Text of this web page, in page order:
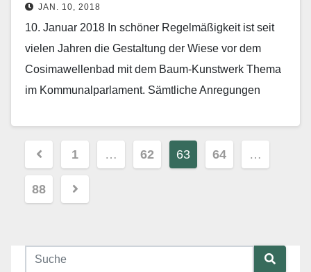
JAN. 10, 2018
10. Januar 2018 In schöner Regelmäßigkeit ist seit
vielen Jahren die Gestaltung der Wiese vor dem
Cosimawellen­bad mit dem Baum-Kunstwerk Thema
im Kommunalparlament. Sämtliche Anregungen
Beitragsnavigation
1 … 62 63 64 …
88